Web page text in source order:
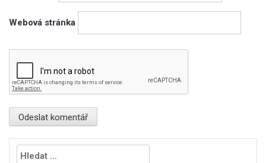
Webová stránka
Vyhledávání